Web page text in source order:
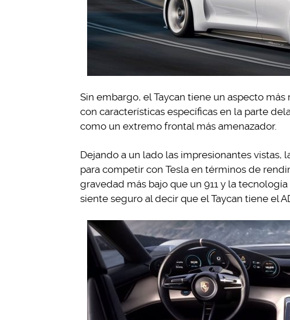
Sin embargo, el Taycan tiene un aspecto
con características específicas en la parte
como un extremo frontal más amenazador.
Dejando a un lado las impresionantes vistas,
para competir con Tesla en términos de
gravedad más bajo que un 911 y la
siente seguro al decir que el Taycan tiene el